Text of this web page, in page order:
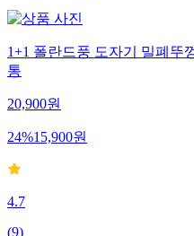
1+1 폴란드풍 도자기 밀폐뚜
통
20,900원
24%15,900원
4.7